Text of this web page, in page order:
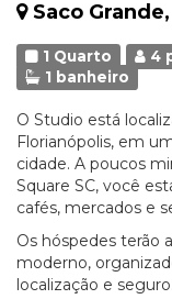
Saco
1 Quarto 4
1 banheiro
O Studio está
Florianópolis, em
cidade. A poucos
Square SC, você
cafés, mercados e
Os hóspedes terão
moderno,
localização e seguro.